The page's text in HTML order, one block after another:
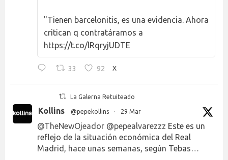
"Tienen barcelonitis, es una evidencia. Ahora
critican q contratáramos a
https://t.co/lRqryjUDTE
33 92 X
La Galerna Retuiteado
Kollins @pepekollins · 29 Mar
@TheNewOjeador @pepealvarezzz Este es un
reflejo de la situación económica del Real
Madrid, hace unas semanas, según Tebas…